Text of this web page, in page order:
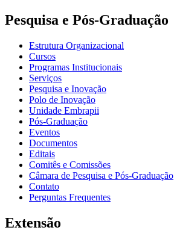
Pesquisa e Pós-Graduação
Estrutura Organizacional
Cursos
Programas Institucionais
Serviços
Pesquisa e Inovação
Polo de Inovação
Unidade Embrapii
Pós-Graduação
Eventos
Documentos
Editais
Comitês e Comissões
Câmara de Pesquisa e Pós-Graduação
Contato
Perguntas Frequentes
Extensão